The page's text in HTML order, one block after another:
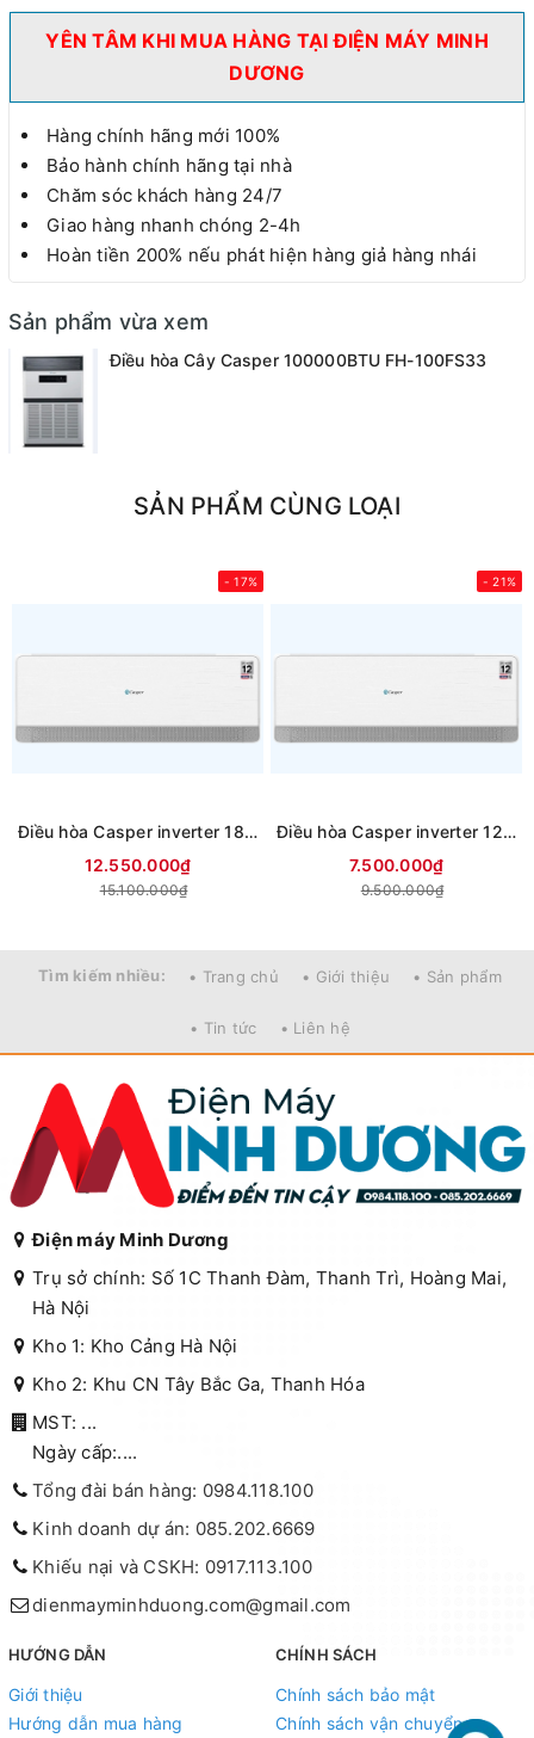
YÊN TÂM KHI MUA HÀNG TẠI ĐIỆN MÁY MINH
DƯƠNG
Hàng chính hãng mới 100%
Bảo hành chính hãng tại nhà
Chăm sóc khách hàng 24/7
Giao hàng nhanh chóng 2-4h
Hoàn tiền 200% nếu phát hiện hàng giả hàng nhái
Sản phẩm vừa xem
Điều hòa Cây Casper 100000BTU FH-100FS33
SẢN PHẨM CÙNG LOẠI
- 17%
Điều hòa Casper inverter 18000BTU 2 chiều QH-18IU36A
12.550.000₫
15.100.000₫
- 21%
Điều hòa Casper inverter 12000BTU 2 chiều QH-12IU36A
7.500.000₫
9.500.000₫
Tìm kiếm nhiều: • Trang chủ • Giới thiệu • Sản phẩm
• Tin tức • Liên hệ
Điện máy Minh Dương
Trụ sở chính: Số 1C Thanh Đàm, Thanh Trì, Hoàng Mai,
Hà Nội
Kho 1: Kho Cảng Hà Nội
Kho 2: Khu CN Tây Bắc Ga, Thanh Hóa
MST: ...
Ngày cấp:....
Tổng đài bán hàng: 0984.118.100
Kinh doanh dự án: 085.202.6669
Khiếu nại và CSKH: 0917.113.100
dienmayminhduong.com@gmail.com
HƯỚNG DẪN
Giới thiệu
Hướng dẫn mua hàng
CHÍNH SÁCH
Chính sách bảo mật
Chính sách vận chuyển